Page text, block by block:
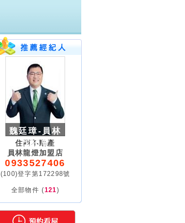
魏廷璋-員林
找好厝
住商不動產
員林龍燈加盟店
0933527406
(100)登字第172298號
全部物件 (121)